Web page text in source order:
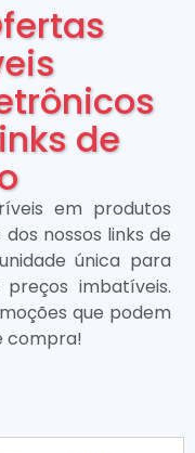
de
em produtos
nossos links de
única para
imbatíveis.
que podem
compra!